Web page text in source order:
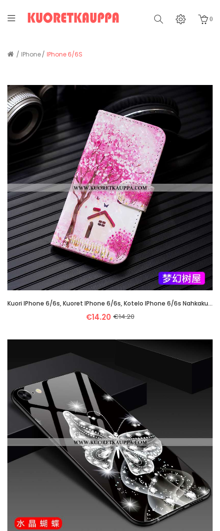
0
IPhone IPhone 6/6S
Kuori IPhone 6/6s, Kuoret IPhone 6/6s, Kotelo IPhone 6/6s Nahkakuori Persoonallisuus Salkku Suojaus
€14.20 €14.20